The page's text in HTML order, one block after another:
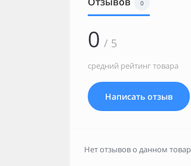
0
0 / 5
средний рейтинг товара
Написать отзыв
Нет отзывов о данном